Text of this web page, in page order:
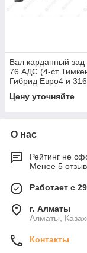
Вал карданный зад
76 АДС (4-ст
Гибрид Евро4 и
Цену уточняйте
О нас
Рейтинг не
Менее 5
Работает с
г. Алматы
Алматы,
Контакты